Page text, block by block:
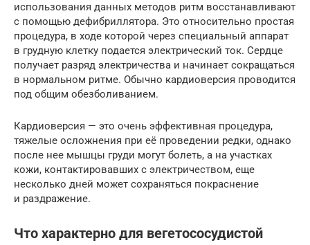
использования данных методов ритм восстанавливают
с помощью дефибриллятора. Это относительно простая
процедура, в ходе которой через специальный аппарат
в грудную клетку подается электрический ток. Сердце
получает разряд электричества и начинает сокращаться
в нормальном ритме. Обычно кардиоверсия проводится
под общим обезболиванием.
Кардиоверсия — это очень эффективная процедура,
тяжелые осложнения при её проведении редки, однако
после нее мышцы груди могут болеть, а на участках
кожи, контактировавших с электричеством, еще
несколько дней может сохраняться покраснение
и раздражение.
Что характерно для вегетососудистой